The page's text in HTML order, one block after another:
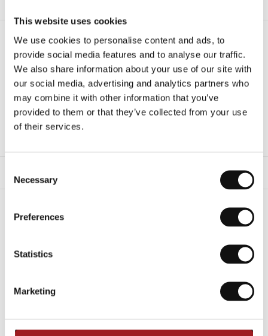
This website uses cookies
We use cookies to personalise content and ads, to
provide social media features and to analyse our traffic.
We also share information about your use of our site with
our social media, advertising and analytics partners who
may combine it with other information that you’ve
provided to them or that they’ve collected from your use
of their services.
Necessary
Preferences
Statistics
Marketing
Vragen over dit product?
Neem gerust contact op met onze
supportafdeling.
sales.online@ironmaster-eu.com
+31 (0)30-7600676
Wees de eerste om een beoordeling te schrijven